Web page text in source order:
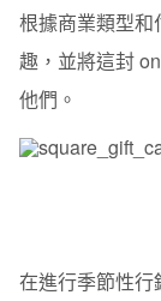
根據商業類型
趣，並將這封
他們。
在進行季節性